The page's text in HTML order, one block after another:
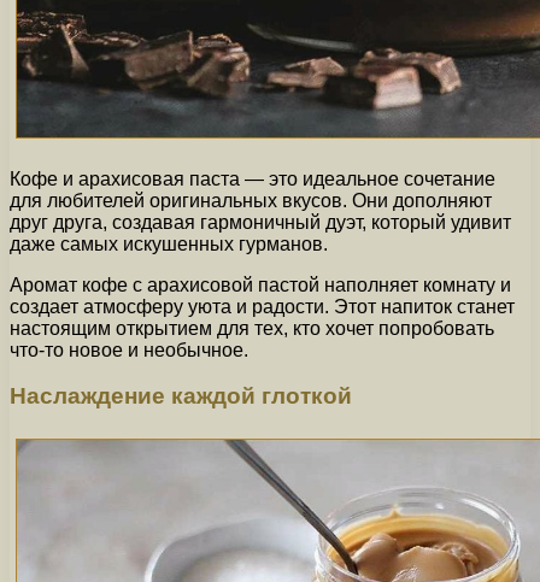
Кофе и арахисовая паста — это идеальное сочетание
для любителей оригинальных вкусов. Они дополняют
друг друга, создавая гармоничный дуэт, который удивит
даже самых искушенных гурманов.
Аромат кофе с арахисовой пастой наполняет комнату и
создает атмосферу уюта и радости. Этот напиток станет
настоящим открытием для тех, кто хочет попробовать
что-то новое и необычное.
Наслаждение каждой глоткой